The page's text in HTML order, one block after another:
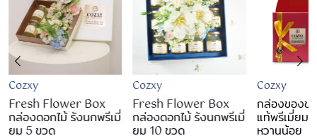
Cozxy
Fresh Flower Box
กล่องดอกไม้ รังนกพรีเมี่
ยม 5 ขวด
Cozxy
Fresh Flower Box
กล่องดอกไม้ รังนกพรีเมี่
ยม 10 ขวด
Cozxy
กล่องของข
แท้พรีเมี่ยม
หวานน้อย